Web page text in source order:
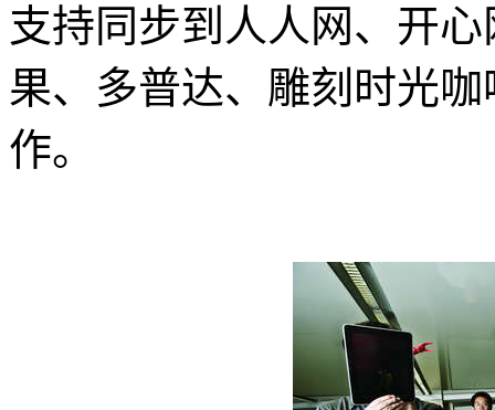
支持同步到人人网、开
果、多普达、雕刻时光
作。